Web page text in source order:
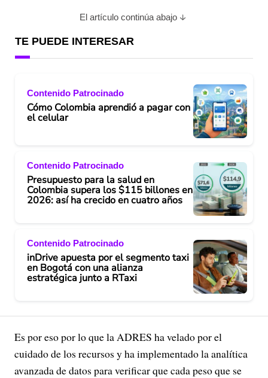
El artículo continúa abajo
TE PUEDE INTERESAR
Contenido Patrocinado
Cómo Colombia aprendió a pagar con
el celular
Contenido Patrocinado
Presupuesto para la salud en
Colombia supera los $115 billones en
2026: así ha crecido en cuatro años
Contenido Patrocinado
inDrive apuesta por el segmento taxi
en Bogotá con una alianza
estratégica junto a RTaxi
Es por eso por lo que la ADRES ha velado por el
cuidado de los recursos y ha implementado la analítica
avanzada de datos para verificar que cada peso que se